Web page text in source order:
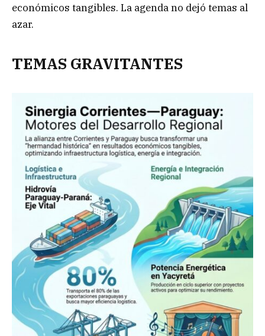
económicos tangibles. La agenda no dejó temas al
azar.
TEMAS GRAVITANTES